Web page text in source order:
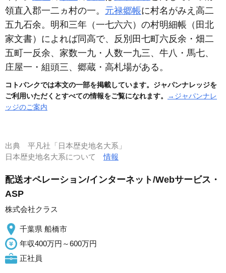
領直入郡一二ヵ村の一。 元禄郷帳に村名がみえ高二
五九石余。明和三年 （一七六六） の村明細帳 （田北
家文書） によれば同高で、反別田七町六反余・畑二
五町一反余、家数一九・人数一九三、牛八・馬七、
庄屋一・組頭三、郷蔵・高札場がある。
コトバンクでは本文の一部を掲載しています。ジャパンナレッジを
ご利用いただくとすべての情報をご覧になれます。
→ジャパンナレ
ッジのご案内
出典 平凡社「日本歴史地名大系」
日本歴史地名大系について情報
配送オペレーション/インターネット/Webサービス・
ASP
株式会社クラス
千葉県 船橋市
年収400万円～600万円
正社員